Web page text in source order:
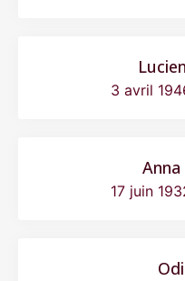
3 avril
Anna
17 juin